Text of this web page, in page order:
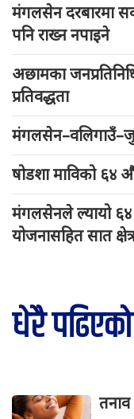
मंगलसेन दरबारमा
पनि राख्न नपाइने
अछामका
प्रतिवद्धता
षोडशा माविको ६४
मंगलसेनले ल्यायो ६४
योजनासहित सात
धेरै पढिएको
तनाव